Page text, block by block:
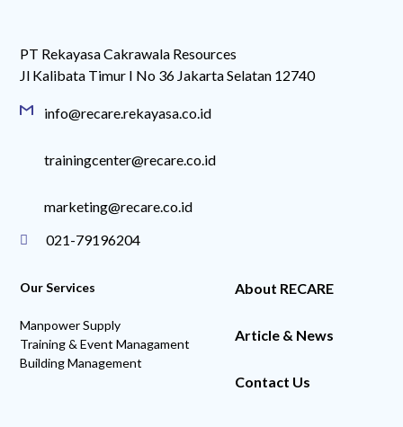
PT Rekayasa Cakrawala Resources
Jl Kalibata Timur I No 36 Jakarta Selatan 12740
info@recare.rekayasa.co.id
trainingcenter@recare.co.id
marketing@recare.co.id
021-79196204
Our Services
Manpower Supply
Training & Event Managament
Building Management
About RECARE
Article & News
Contact Us